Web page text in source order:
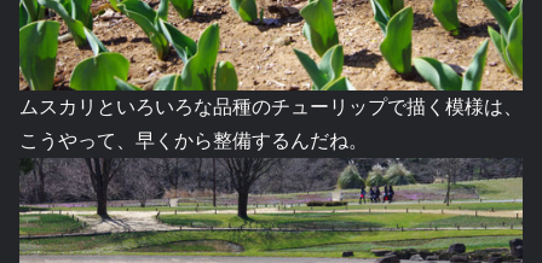
ムスカリといろいろな品種のチューリップで描く模様は、
こうやって、早くから整備するんだね。